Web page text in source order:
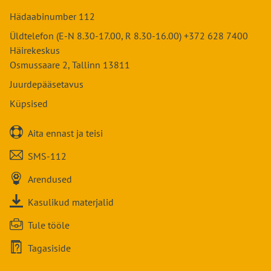
Detsember
Oktoober
Detsember
September
Oktoober
November
Detsember
Juuli
August
September
Oktoober
Detsember
Mai
Juuli
August
September
Oktoober
November
Aprill
Mai
Juuni
Juuli
August
Oktoober
November
Detsember
Hädaabinumber 112
Üldtelefon (E-N 8.30-17.00, R 8.30-16.00) +372 628 7400
Häirekeskus
Osmussaare 2, Tallinn 13811
Juurdepääsetavus
Küpsised
 Aita ennast ja teisi
 SMS-112
 Arendused
 Kasulikud materjalid
 Tule tööle
 Tagasiside